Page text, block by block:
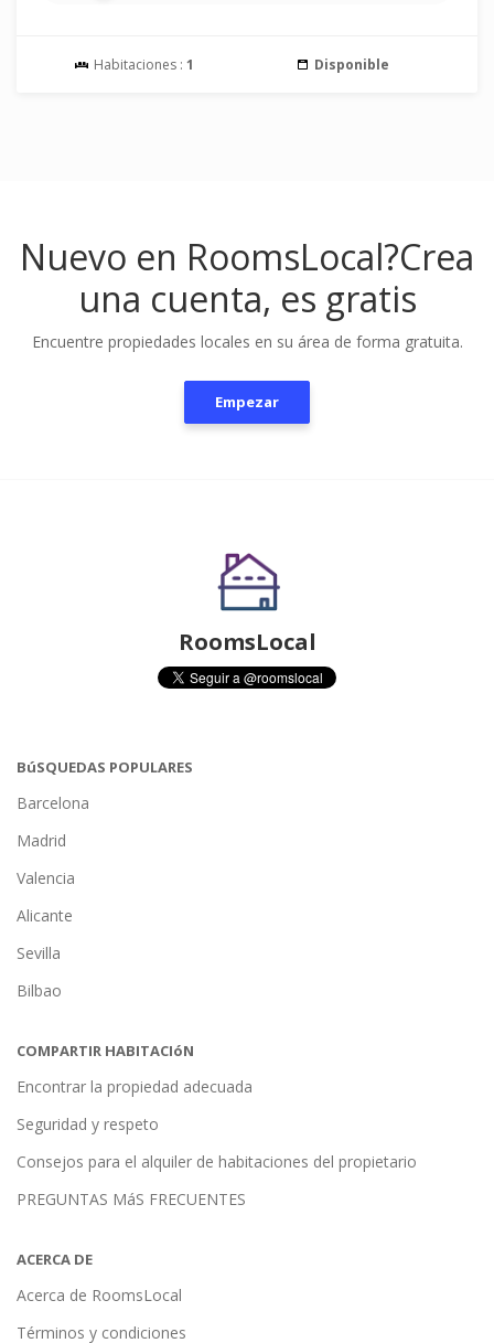
Habitaciones : 1 Disponible
Nuevo en RoomsLocal?Crea
una cuenta, es gratis
Encuentre propiedades locales en su área de forma gratuita.
Empezar
RoomsLocal
BúSQUEDAS POPULARES
Barcelona
Madrid
Valencia
Alicante
Sevilla
Bilbao
COMPARTIR HABITACIóN
Encontrar la propiedad adecuada
Seguridad y respeto
Consejos para el alquiler de habitaciones del propietario
PREGUNTAS MáS FRECUENTES
ACERCA DE
Acerca de RoomsLocal
Términos y condiciones